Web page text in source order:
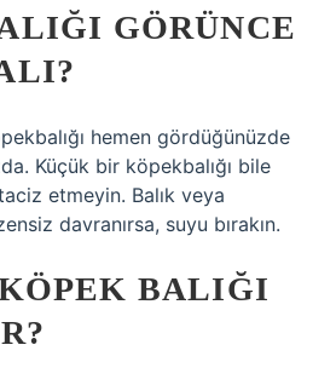
GÖRÜNCE
hemen gördüğünüzde
Küçük bir köpekbalığı bile
etmeyin. Balık veya
davranırsa, suyu bırakın.
BALIĞI